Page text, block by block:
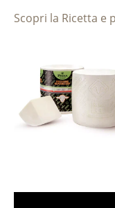
Scopri la Ricetta e